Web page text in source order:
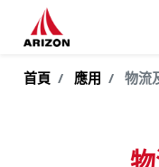
首頁 應用 物流